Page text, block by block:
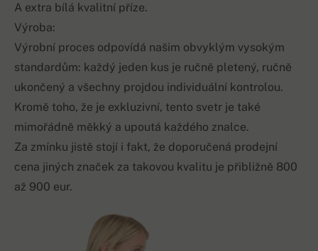
A extra bílá kvalitní příze.
Výroba:
Výrobní proces odpovídá našim obvyklým vysokým
standardům: každý jeden kus je ručně pletený, ručně
ukončený a všechny projdou individuální kontrolou.
Kromě toho, že je exkluzivní, tento svetr je také
mimořádně měkký a upoutá každého znalce.
Za zmínku jistě stojí i fakt, že doporučená prodejní
cena jiných značek za takovou kvalitu je přibližně 800
až 900 eur.